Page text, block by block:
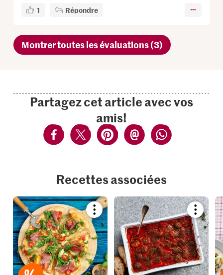
1 Répondre
Montrer toutes les évaluations (3)
Partagez cet article avec vos
amis!
Recettes associées
Bookmark
recipe
or
add
it
to
your
collections.
recipe
or
add
it
to
your